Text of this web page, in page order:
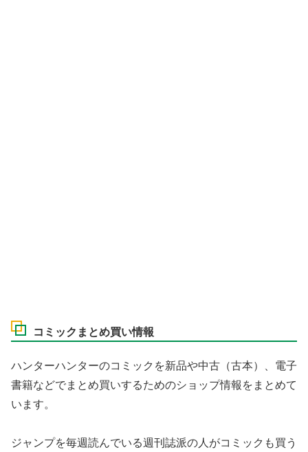
コミックまとめ買い情報
ハンターハンターのコミックを新品や中古（古本）、電子
書籍などでまとめ買いするためのショップ情報をまとめて
います。
ジャンプを毎週読んでいる週刊誌派の人がコミックも買う